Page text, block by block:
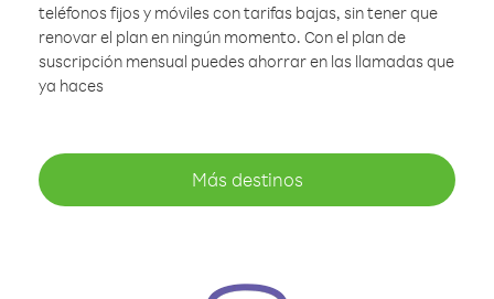
teléfonos fijos y móviles con tarifas bajas, sin tener que
renovar el plan en ningún momento. Con el plan de
suscripción mensual puedes ahorrar en las llamadas que
ya haces
Más destinos